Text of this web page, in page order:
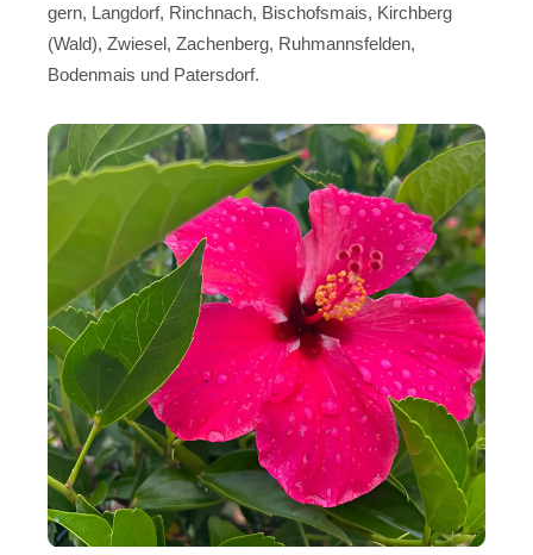
gern, Langdorf, Rinchnach, Bischofsmais, Kirchberg
(Wald), Zwiesel, Zachenberg, Ruhmannsfelden,
Bodenmais und Patersdorf.